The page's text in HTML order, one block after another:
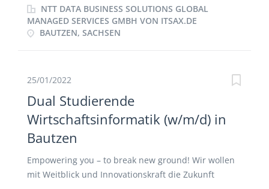
Potential! Als Teil der globalen NTT DATA Gruppe,
einem der erfolgreichsten IT-Dienstleister der Welt,
sind wir als NTT DATA Business Solutions auf
designen, implementieren und entwickeln wir
Kunden. Dich erwartet in Deutschland ein Team von
über 3.400 Kolleginnen und Kollegen, die
gemeinsam mit Dir ihre Leidenschaft für SAP leben.
regionalen Einsatz im Kundenprojekt anzustreben.
Möchtest Du den nächsten Karriereschritt machen
NTT DATA BUSINESS SOLUTIONS GLOBAL
MANAGED SERVICES GMBH VON ITSAX.DE
BAUTZEN, SACHSEN
25/01/2022
Dual Studierende
Wirtschaftsinformatik (w/m/d) in
Bautzen
Empowering you – to break new ground! Wir wollen
mit Weitblick und Innovationskraft die Zukunft